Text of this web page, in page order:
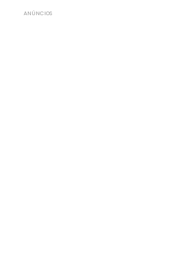
ANÚNCIOS